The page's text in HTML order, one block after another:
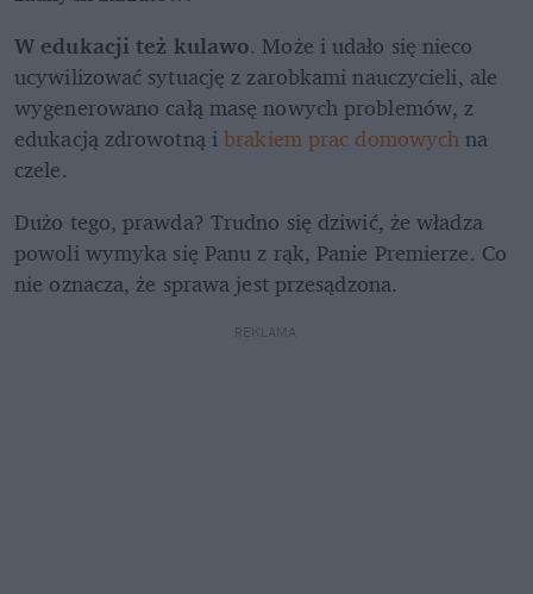
W edukacji też kulawo. Może i udało się nieco
ucywilizować sytuację z zarobkami nauczycieli, ale
wygenerowano całą masę nowych problemów, z
edukacją zdrowotną i brakiem prac domowych na
czele.
Dużo tego, prawda? Trudno się dziwić, że władza
powoli wymyka się Panu z rąk, Panie Premierze. Co
nie oznacza, że sprawa jest przesądzona.
REKLAMA